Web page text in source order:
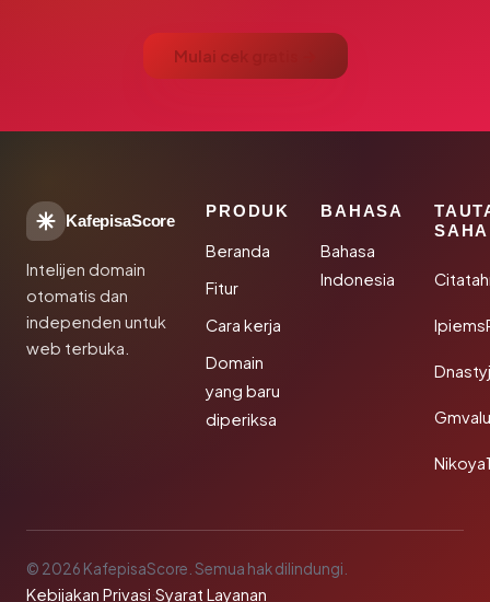
Mulai cek gratis →
KafepisaScore
Intelijen domain
otomatis dan
independen untuk
web terbuka.
PRODUK
Beranda
Fitur
Cara kerja
Domain
yang baru
diperiksa
BAHASA
Bahasa
Indonesia
© 2026 KafepisaScore. Semua hak dilindungi.
Kebijakan Privasi·Syarat Layanan